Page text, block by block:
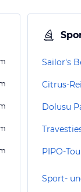
Sailor's
Citrus-
Dolusu
PIPO-
Sport-